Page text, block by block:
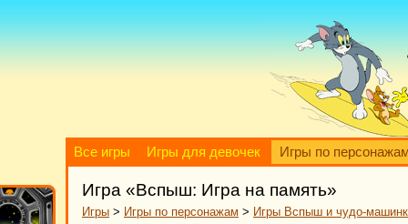
Все игры Игры для девочек Игры по
Игра «Вспыш: Игра на память»
Игры > Игры по персонажам > Игры Вспыш и чудо-